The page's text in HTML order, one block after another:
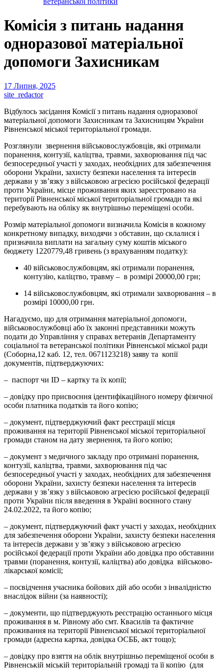
Комісія з питань надання
одноразової матеріальної
допомоги Захисникам
17 Липня, 2025
site_redactor
Відбулось засідання Комісії з питань надання одноразової
матеріальної допомоги Захисникам та Захисницям України
Рівненської міської територіальної громади.
Розглянули звернення військовослужбовців, які отримали
поранення, контузії, каліцтва, травми, захворювання під час
безпосередньої участі у заходах, необхідних для забезпечення
оборони України, захисту безпеки населення та інтересів
держави у зв’язку з військовою агресією російської федерації
проти України, місце проживання яких зареєстровано на
території Рівненської міської територіальної громади та які
перебувають на обліку як внутрішньо переміщені особи.
Розмір матеріальної допомоги визначила Комісія в кожному
конкретному випадку, виходячи з обставин, що склалися і
призначила виплати на загальну суму коштів міського
бюджету 1220779,48 гривень (з врахуванням податку):
40 військовослужбовцям, які отримали поранення,
контузію, каліцтво, травму – в розмірі 20000,00 грн;
14 військовослужбовцям, які отримали захворювання – в
розмірі 10000,00 грн.
Нагадуємо, що для отримання матеріальної допомоги,
військовослужбовці або їх законні представники можуть
подати до Управління у справах ветеранів Департаменту
соціальної та ветеранської політики Рівненської міської ради
(Соборна,12 каб. 12, тел. 0671123218) заяву та копії
документів, підтверджуючих:
– паспорт чи ID – картку та їх копії;
– довідку про присвоєння ідентифікаційного номеру фізичної
особи платника податків та його копію;
– документ, підтверджуючий факт реєстрації місця
проживання на території Рівненської міської територіальної
громади станом на дату звернення, та його копію;
– документ з медичного закладу про отримані поранення,
контузії, каліцтва, травми, захворювання під час
безпосередньої участі у заходах, необхідних для забезпечення
оборони України, захисту безпеки населення та інтересів
держави у зв’язку з військовою агресією російської федерації
проти України після введення в Україні воєнного стану
24.02.2022, та його копію;
– документ, підтверджуючий факт участі у заходах, необхідних
для забезпечення оборони України, захисту безпеки населення
та інтересів держави у зв’язку з військовою агресією
російської федерації проти України або довідка про обставини
травми (поранення, контузії, каліцтва) або довідка військово-
лікарської комісії;
– посвідчення учасника бойових дій або особи з інвалідністю
внаслідок війни (за наявності);
– документи, що підтверджують реєстрацію останнього місця
проживання в м. Рівному або смт. Квасилів та фактичне
проживання на території Рівненської міської територіальної
громади (адресна картка, довідка ОСББ, акт тощо);
– довідку про взяття на облік внутрішньо переміщеної особи в
Рівненській міській територіальній громаді та її копію (для